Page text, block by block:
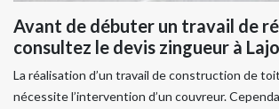
Avant de débuter un travail de
consultez le devis zingueur à
La réalisation d’un travail de construction de
nécessite l’intervention d’un couvreur.